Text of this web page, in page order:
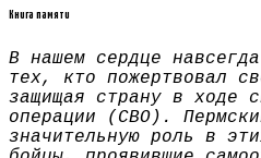
Книга памяти
В нашем сердце
тех, кто пожертвовал
защищая страну в ходе
операции (СВО).
значительную роль в